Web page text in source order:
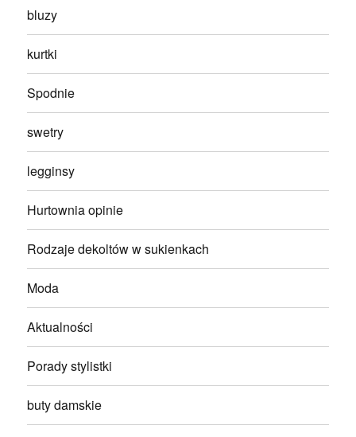
bluzy
kurtki
Spodnie
swetry
legginsy
Hurtownia opinie
Rodzaje dekoltów w sukienkach
Moda
Aktualności
Porady stylistki
buty damskie